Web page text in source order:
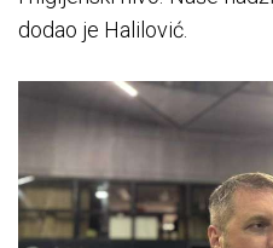
dodao je Halilović.